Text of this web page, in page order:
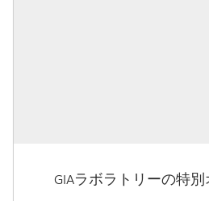
GIAラボラトリーの特